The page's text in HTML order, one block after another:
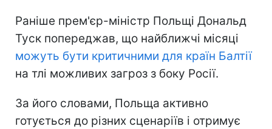
Раніше прем'єр-міністр Польщі Дональд
Туск попереджав, що найближчі місяці
можуть бути критичними для країн Балтії
на тлі можливих загроз з боку Росії.
За його словами, Польща активно
готується до різних сценаріїв і отримує